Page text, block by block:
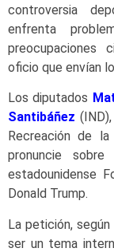
controversia
enfrenta
preocupaciones
oficio que envían
Los diputados
Santibáñez
Recreación de
pronuncie
estadounidense
Donald Trump.
La petición,
ser un tema